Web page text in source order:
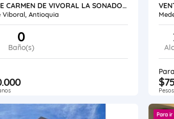
VENDO LOTE CARMEN DE VIVORAL LA SONADORA
Viboral, Antioquia
0
Baño(s)
Para